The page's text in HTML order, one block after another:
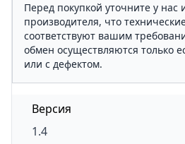
Перед покупкой уточните у нас
производителя, что
соответствуют вашим
обмен осуществляются только
или с дефектом.
Версия
1.4